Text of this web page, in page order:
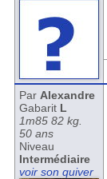
Par Alexandre
Gabarit L
1m85 82 kg.
50 ans
Niveau
Intermédiaire
voir son quiver